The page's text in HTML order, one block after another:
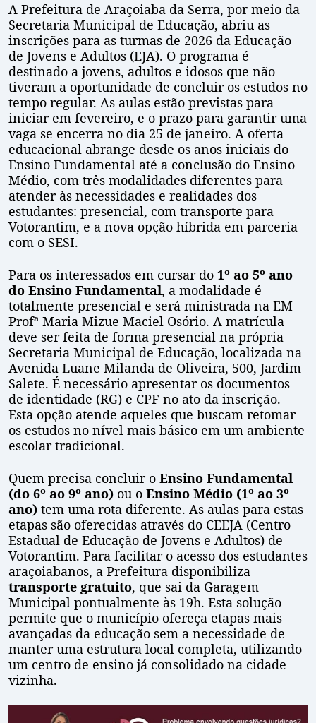
A Prefeitura de Araçoiaba da Serra, por meio da
Secretaria Municipal de Educação, abriu as
inscrições para as turmas de 2026 da Educação
de Jovens e Adultos (EJA). O programa é
destinado a jovens, adultos e idosos que não
tiveram a oportunidade de concluir os estudos no
tempo regular. As aulas estão previstas para
iniciar em fevereiro, e o prazo para garantir uma
vaga se encerra no dia 25 de janeiro. A oferta
educacional abrange desde os anos iniciais do
Ensino Fundamental até a conclusão do Ensino
Médio, com três modalidades diferentes para
atender às necessidades e realidades dos
estudantes: presencial, com transporte para
Votorantim, e a nova opção híbrida em parceria
com o SESI.
Para os interessados em cursar do 1º ao 5º ano
do Ensino Fundamental, a modalidade é
totalmente presencial e será ministrada na EM
Profª Maria Mizue Maciel Osório. A matrícula
deve ser feita de forma presencial na própria
Secretaria Municipal de Educação, localizada na
Avenida Luane Milanda de Oliveira, 500, Jardim
Salete. É necessário apresentar os documentos
de identidade (RG) e CPF no ato da inscrição.
Esta opção atende aqueles que buscam retomar
os estudos no nível mais básico em um ambiente
escolar tradicional.
Quem precisa concluir o Ensino Fundamental
(do 6º ao 9º ano) ou o Ensino Médio (1º ao 3º
ano) tem uma rota diferente. As aulas para estas
etapas são oferecidas através do CEEJA (Centro
Estadual de Educação de Jovens e Adultos) de
Votorantim. Para facilitar o acesso dos estudantes
araçoiabanos, a Prefeitura disponibiliza
transporte gratuito, que sai da Garagem
Municipal pontualmente às 19h. Esta solução
permite que o município ofereça etapas mais
avançadas da educação sem a necessidade de
manter uma estrutura local completa, utilizando
um centro de ensino já consolidado na cidade
vizinha.